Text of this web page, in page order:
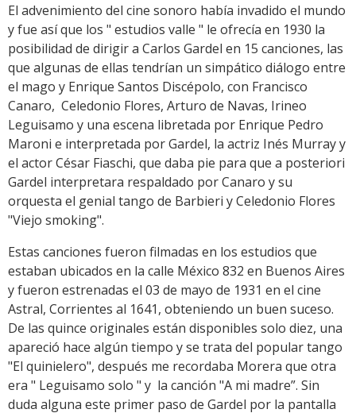
El advenimiento del cine sonoro había invadido el mundo
y fue así que los " estudios valle " le ofrecía en 1930 la
posibilidad de dirigir a Carlos Gardel en 15 canciones, las
que algunas de ellas tendrían un simpático diálogo entre
el mago y Enrique Santos Discépolo, con Francisco
Canaro, Celedonio Flores, Arturo de Navas, Irineo
Leguisamo y una escena libretada por Enrique Pedro
Maroni e interpretada por Gardel, la actriz Inés Murray y
el actor César Fiaschi, que daba pie para que a posteriori
Gardel interpretara respaldado por Canaro y su
orquesta el genial tango de Barbieri y Celedonio Flores
"Viejo smoking".
Estas canciones fueron filmadas en los estudios que
estaban ubicados en la calle México 832 en Buenos Aires
y fueron estrenadas el 03 de mayo de 1931 en el cine
Astral, Corrientes al 1641, obteniendo un buen suceso.
De las quince originales están disponibles solo diez, una
apareció hace algún tiempo y se trata del popular tango
"El quinielero", después me recordaba Morera que otra
era " Leguisamo solo " y la canción "A mi madre”. Sin
duda alguna este primer paso de Gardel por la pantalla